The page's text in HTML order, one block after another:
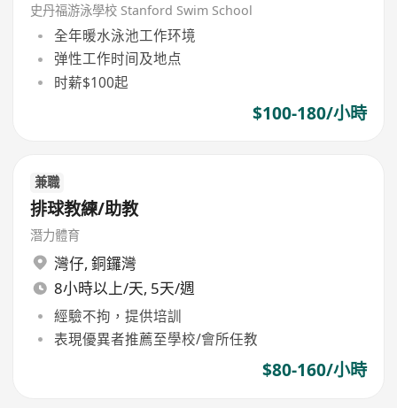
史丹福游泳學校 Stanford Swim School
全年暖水泳池工作环境
弹性工作时间及地点
时薪$100起
$100-180/小時
兼職
排球教練/助教
潛力體育
灣仔, 銅鑼灣
8小時以上/天, 5天/週
經驗不拘，提供培訓
表現優異者推薦至學校/會所任教
$80-160/小時